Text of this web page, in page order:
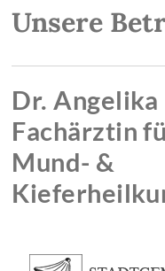
Unsere
Dr. Angelika
Fachärztin
Mund- &